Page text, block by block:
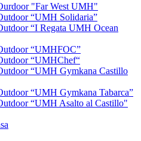
"Far West UMH"
“UMH Solidaria”
“I Regata UMH Ocean
“UMHFOC”
“UMHChef“
“UMH Gymkana Castillo
“UMH Gymkana Tabarca”
“UMH Asalto al Castillo"